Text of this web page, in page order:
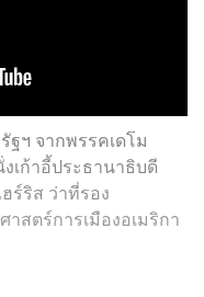
ฯ จากพรรคเดโม
เก้าอี้ประธานาธิบดี
ร์ริส ว่าที่รอง
สตร์การเมืองอเมริกา